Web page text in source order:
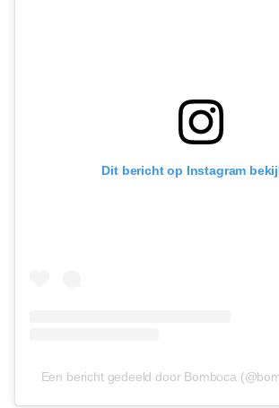
Dit bericht op Instagram
Een bericht gedeeld door Bomboca